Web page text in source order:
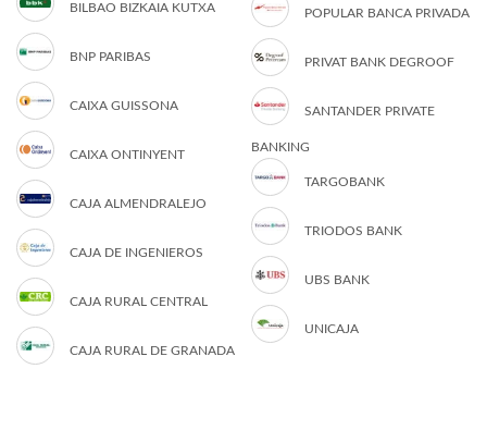
BILBAO BIZKAIA KUTXA
BNP PARIBAS
CAIXA GUISSONA
CAIXA ONTINYENT
CAJA ALMENDRALEJO
CAJA DE INGENIEROS
CAJA RURAL CENTRAL
CAJA RURAL DE GRANADA
POPULAR BANCA PRIVADA
PRIVAT BANK DEGROOF
SANTANDER PRIVATE
BANKING
TARGOBANK
TRIODOS BANK
UBS BANK
UNICAJA